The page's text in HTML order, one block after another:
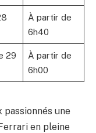
À partir de
6h40
29
À partir de
6h00
une
en pleine